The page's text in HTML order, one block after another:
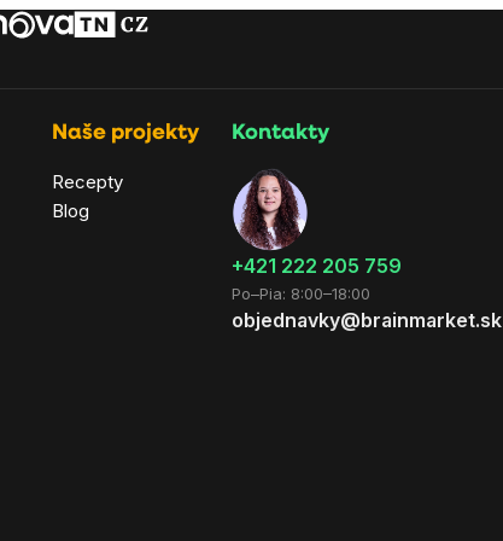
Naše projekty
Recepty
Blog
Kontakty
+421 222 205 759
Po–Pia: 8:00–18:00
objednavky@brainmarket.sk